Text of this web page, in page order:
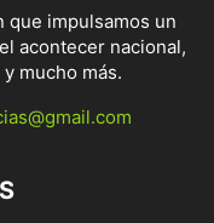
que impulsamos un
acontecer nacional,
mucho más.